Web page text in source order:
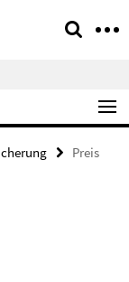
Preis